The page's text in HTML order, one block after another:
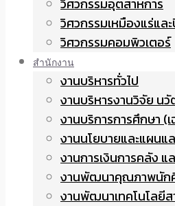
วิศวกรรมอุตสาหการ
วิศวกรรมเหมืองแร่แล
วิศวกรรมคอมพิวเตอร์
สำนักงาน
งานบริหารทั่วไป
งานบริหารงานวิจัย นวั
งานบริการการศึกษา (
งานนโยบายและแผน
งานการเงินการคลัง แ
งานพัฒนาคุณภาพนัก
งานพัฒนาเทคโนโลยีส